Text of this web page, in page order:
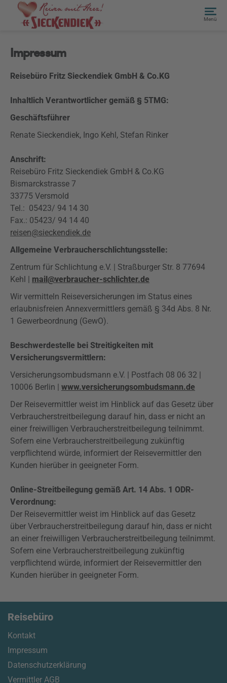
Menü
Impressum
Reisebüro Fritz Sieckendiek GmbH & Co.KG
Inhaltlich Verantwortlicher gemäß § 5TMG:
Geschäftsführer
Renate Sieckendiek, Ingo Kehl, Stefan Rinker
Anschrift:
Reisebüro Fritz Sieckendiek GmbH & Co.KG
Bismarckstrasse 7
33775 Versmold
Tel.: 05423/ 94 14 30
Fax.: 05423/ 94 14 40
reisen@sieckendiek.de
Allgemeine Verbraucherschlichtungsstelle:
Zentrum für Schlichtung e.V. | Straßburger Str. 8 77694
Kehl | mail@verbraucher-schlichter.de
Wir vermitteln Reiseversicherungen im Status eines
erlaubnisfreien Annexvermittlers gemäß § 34d Abs. 8 Nr.
1 Gewerbeordnung (GewO).
Beschwerdestelle bei Streitigkeiten mit
Versicherungsvermittlern:
Versicherungsombudsmann e.V. | Postfach 08 06 32 |
10006 Berlin | www.versicherungsombudsmann.de
Der Reisevermittler weist im Hinblick auf das Gesetz über
Verbraucherstreitbeilegung darauf hin, dass er nicht an
einer freiwilligen Verbraucherstreitbeilegung teilnimmt.
Sofern eine Verbraucherstreitbeilegung zukünftig
verpflichtend würde, informiert der Reisevermittler den
Kunden hierüber in geeigneter Form.
Online-Streitbeilegung gemäß Art. 14 Abs. 1 ODR-
Verordnung:
Der Reisevermittler weist im Hinblick auf das Gesetz
über Verbraucherstreitbeilegung darauf hin, dass er nicht
an einer freiwilligen Verbraucherstreitbeilegung teilnimmt.
Sofern eine Verbraucherstreitbeilegung zukünftig
verpflichtend würde, informiert der Reisevermittler den
Kunden hierüber in geeigneter Form.
Reisebüro
Kontakt
Impressum
Datenschutzerklärung
Vermittler AGB